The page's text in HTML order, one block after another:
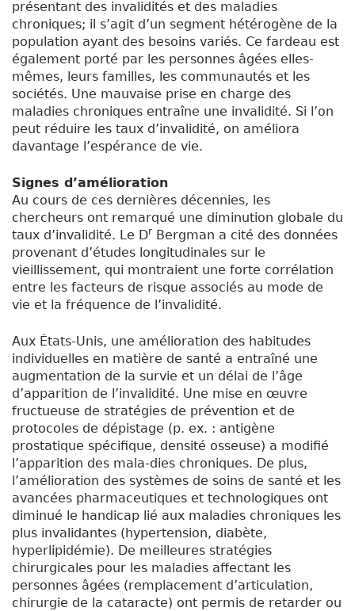
présentant des invalidités et des maladies
chroniques; il s’agit d’un segment hétérogène de la
population ayant des besoins variés. Ce fardeau est
également porté par les personnes âgées elles-
mêmes, leurs familles, les communautés et les
sociétés. Une mauvaise prise en charge des
maladies chroniques entraîne une invalidité. Si l’on
peut réduire les taux d’invalidité, on améliora
davantage l’espérance de vie.
Signes d’amélioration
Au cours de ces dernières décennies, les
chercheurs ont remarqué une diminution globale du
taux d’invalidité. Le Dr Bergman a cité des données
provenant d’études longitudinales sur le
vieillissement, qui montraient une forte corrélation
entre les facteurs de risque associés au mode de
vie et la fréquence de l’invalidité.
Aux États-Unis, une amélioration des habitudes
individuelles en matière de santé a entraîné une
augmentation de la survie et un délai de l’âge
d’apparition de l’invalidité. Une mise en œuvre
fructueuse de stratégies de prévention et de
protocoles de dépistage (p. ex. : antigène
prostatique spécifique, densité osseuse) a modifié
l’apparition des mala-dies chroniques. De plus,
l’amélioration des systèmes de soins de santé et les
avancées pharmaceutiques et technologiques ont
diminué le handicap lié aux maladies chroniques les
plus invalidantes (hypertension, diabète,
hyperlipidémie). De meilleures stratégies
chirurgicales pour les maladies affectant les
personnes âgées (remplacement d’articulation,
chirurgie de la cataracte) ont permis de retarder ou